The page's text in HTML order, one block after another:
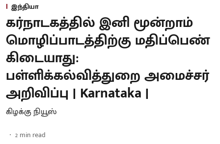
இந்தியா
கர்நாடகத்தில் இனி மூன்றாம்
மொழிப்பாடத்திற்கு மதிப்பெண்
கிடையாது:
பள்ளிக்கல்வித்துறை அமைச்சர்
அறிவிப்பு | Karnataka |
கிழக்கு நியூஸ்
2 min read